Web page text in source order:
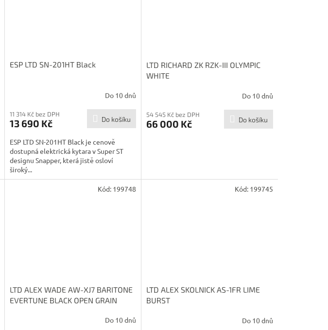
ESP LTD SN-201HT Black
Do 10 dnů
11 314 Kč bez DPH
13 690 Kč Do košíku
ESP LTD SN-201HT Black je cenově
dostupná elektrická kytara v Super ST
designu Snapper, která jistě osloví
široký...
LTD RICHARD ZK RZK-III OLYMPIC
WHITE
Do 10 dnů
54 545 Kč bez DPH
66 000 Kč Do košíku
LTD ALEX WADE AW-XJ7 BARITONE
EVERTUNE BLACK OPEN GRAIN
Do 10 dnů
Kód: 199748
LTD ALEX SKOLNICK AS-1FR LIME
BURST
Do 10 dnů
Kód: 199745